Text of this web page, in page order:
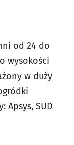
od 24 do
wysokości
w duży
Apsys, SUD